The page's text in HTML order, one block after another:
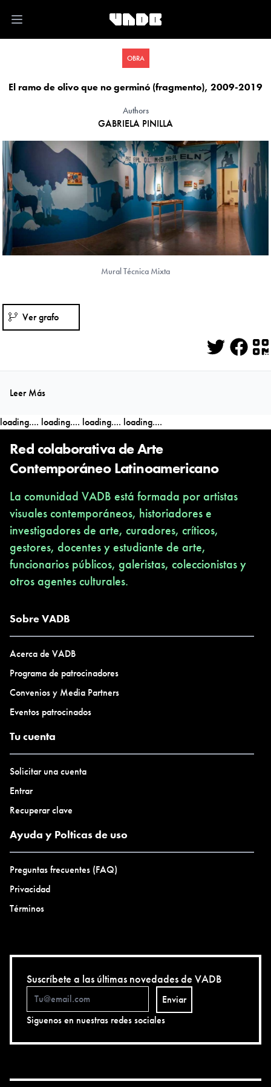
Open main menu
OBRA
El ramo de olivo que no germinó (fragmento), 2009-2019
Authors
GABRIELA PINILLA
Mural Técnica Mixta
Ver grafo
Twitter
Leer Más
loading.... loading.... loading.... loading....
Red colaborativa de Arte
Contemporáneo Latinoamericano
La comunidad VADB está formada por artistas
visuales contemporáneos, historiadores e
investigadores de arte, curadores, críticos,
gestores, docentes y estudiante de arte,
funcionarios públicos, galeristas, coleccionistas y
otros agentes culturales.
Sobre VADB
Acerca de VADB
Programa de patrocinadores
Convenios y Media Partners
Eventos patrocinados
Tu cuenta
Solicitar una cuenta
Entrar
Recuperar clave
Ayuda y Polticas de uso
Preguntas frecuentes (FAQ)
Privacidad
Términos
Suscríbete a las últimas novedades de VADB
Enviar
Siguenos en nuestras redes sociales